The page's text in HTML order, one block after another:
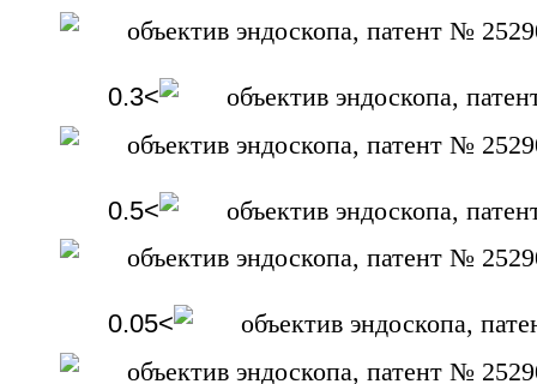
0.3<
0.5<
0.05<